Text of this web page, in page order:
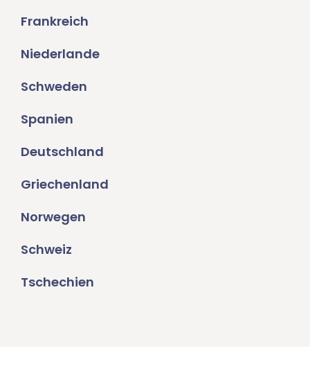
Frankreich
Niederlande
Schweden
Spanien
Deutschland
Griechenland
Norwegen
Schweiz
Tschechien